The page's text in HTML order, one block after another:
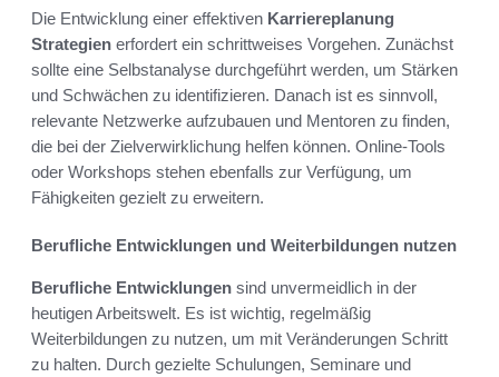
Die Entwicklung einer effektiven Karriereplanung
Strategien erfordert ein schrittweises Vorgehen. Zunächst
sollte eine Selbstanalyse durchgeführt werden, um Stärken
und Schwächen zu identifizieren. Danach ist es sinnvoll,
relevante Netzwerke aufzubauen und Mentoren zu finden,
die bei der Zielverwirklichung helfen können. Online-Tools
oder Workshops stehen ebenfalls zur Verfügung, um
Fähigkeiten gezielt zu erweitern.
Berufliche Entwicklungen und Weiterbildungen nutzen
Berufliche Entwicklungen sind unvermeidlich in der
heutigen Arbeitswelt. Es ist wichtig, regelmäßig
Weiterbildungen zu nutzen, um mit Veränderungen Schritt
zu halten. Durch gezielte Schulungen, Seminare und